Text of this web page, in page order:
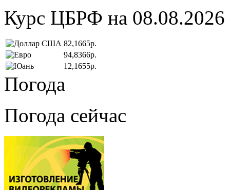
Курс ЦБРФ на 08.08.2026
82,1665р.
94,8366р.
12,1655р.
Погода
Погода сейчас